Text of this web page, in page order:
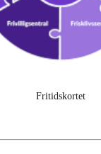
Fritidskortet